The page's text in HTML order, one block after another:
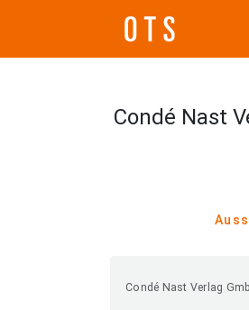
Condé Nast
Condé Nast Verlag